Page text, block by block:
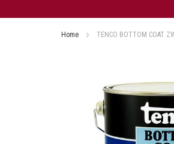
Home TENCO BOTTOM COAT
afbeeldingen-